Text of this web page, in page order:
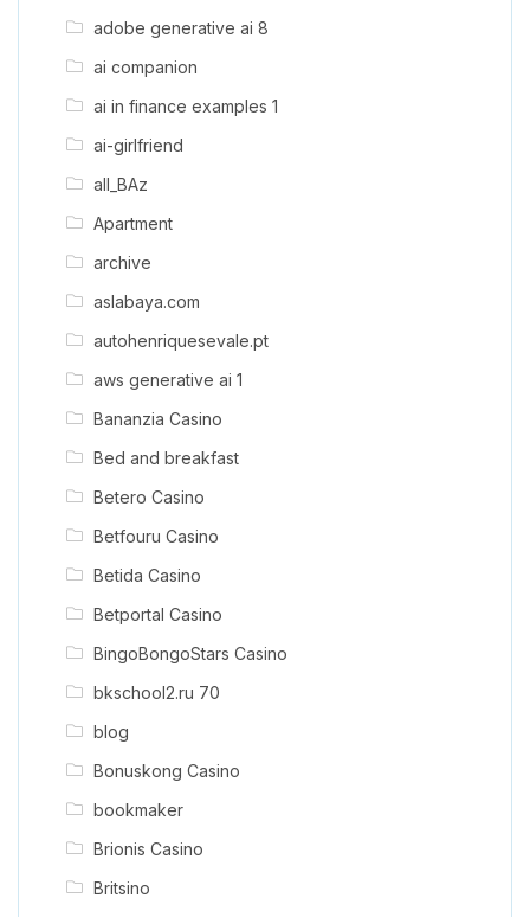
adobe generative ai 8
ai companion
ai in finance examples 1
ai-girlfriend
all_BAz
Apartment
archive
aslabaya.com
autohenriquesevale.pt
aws generative ai 1
Bananzia Casino
Bed and breakfast
Betero Casino
Betfouru Casino
Betida Casino
Betportal Casino
BingoBongoStars Casino
bkschool2.ru 70
blog
Bonuskong Casino
bookmaker
Brionis Casino
Britsino